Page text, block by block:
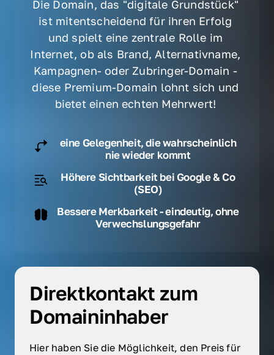
Die Domain, das "digitale Grundstück"
ist mitentscheidend für ihren Erfolg
und spielt eine zentrale Rolle im
Internet, ob als Brand, Alternativname,
Kampagnen- oder Zubringer-Domain -
diese Premium-Domain lohnt sich und
bietet einen echten Mehrwert!
eine Gelegenheit, die wahrscheinlich
nie wieder kommt
Höhere Sichtbarkeit bei Google & Co
(SEO)
Bessere Merkbarkeit - eindeutig, ohne
Verwechslungsgefahr
Direktkontakt zum
Domaininhaber
Hier haben Sie die Möglichkeit, den Preis für